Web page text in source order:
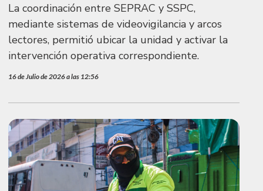
La coordinación entre SEPRAC y SSPC,
mediante sistemas de videovigilancia y arcos
lectores, permitió ubicar la unidad y activar la
intervención operativa correspondiente.
16 de Julio de 2026 a las 12:56